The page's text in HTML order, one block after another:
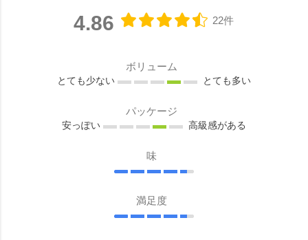
4.86 22件
ボリューム
とても少ない とても多い
パッケージ
安っぽい 高級感がある
味
満足度